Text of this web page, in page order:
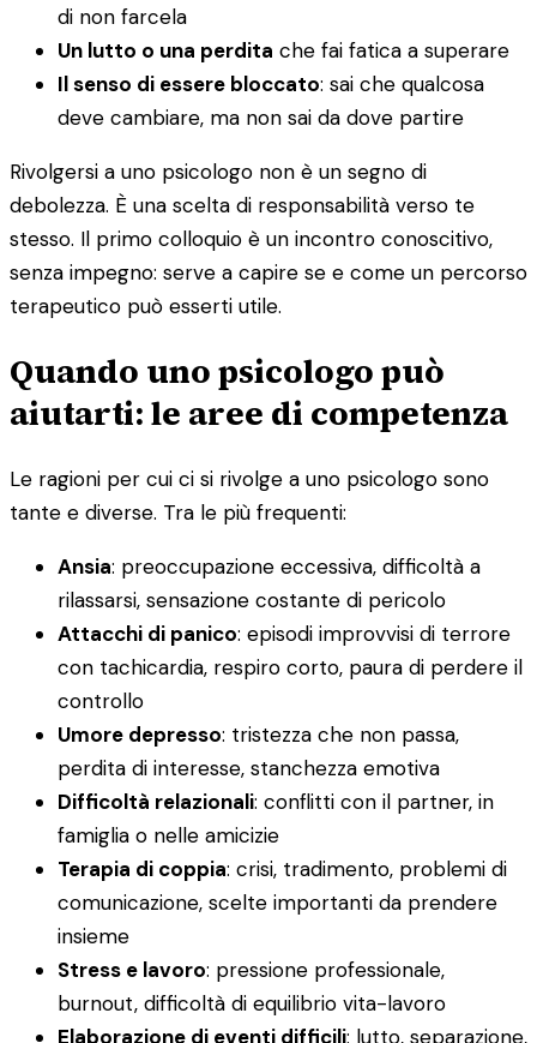
di non farcela
Un lutto o una perdita che fai fatica a superare
Il senso di essere bloccato: sai che qualcosa
deve cambiare, ma non sai da dove partire
Rivolgersi a uno psicologo non è un segno di
debolezza. È una scelta di responsabilità verso te
stesso. Il primo colloquio è un incontro conoscitivo,
senza impegno: serve a capire se e come un percorso
terapeutico può esserti utile.
Quando uno psicologo può
aiutarti: le aree di competenza
Le ragioni per cui ci si rivolge a uno psicologo sono
tante e diverse. Tra le più frequenti:
Ansia: preoccupazione eccessiva, difficoltà a
rilassarsi, sensazione costante di pericolo
Attacchi di panico: episodi improvvisi di terrore
con tachicardia, respiro corto, paura di perdere il
controllo
Umore depresso: tristezza che non passa,
perdita di interesse, stanchezza emotiva
Difficoltà relazionali: conflitti con il partner, in
famiglia o nelle amicizie
Terapia di coppia: crisi, tradimento, problemi di
comunicazione, scelte importanti da prendere
insieme
Stress e lavoro: pressione professionale,
burnout, difficoltà di equilibrio vita-lavoro
Elaborazione di eventi difficili: lutto, separazione,